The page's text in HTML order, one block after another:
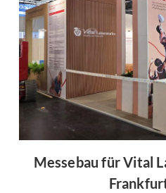
Messebau für Vital